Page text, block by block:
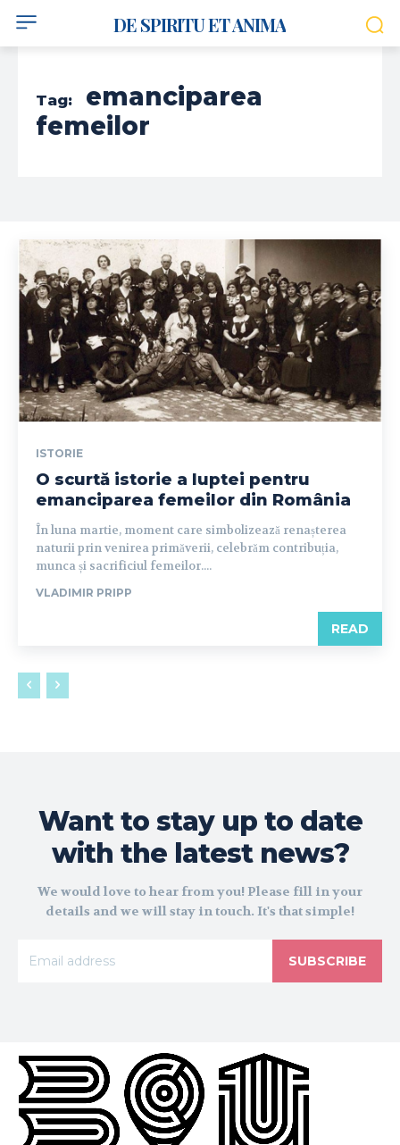
DE SPIRITU ET ANIMA
Tag:
emanciparea
femeilor
ISTORIE
O scurtă istorie a luptei pentru
emanciparea femeilor din România
În luna martie, moment care simbolizează renașterea
naturii prin venirea primăverii, celebrăm contribuția,
munca și sacrificiul femeilor....
VLADIMIR PRIPP
READ
Want to stay up to date
with the latest news?
We would love to hear from you! Please fill in your
details and we will stay in touch. It's that simple!
SUBSCRIBE